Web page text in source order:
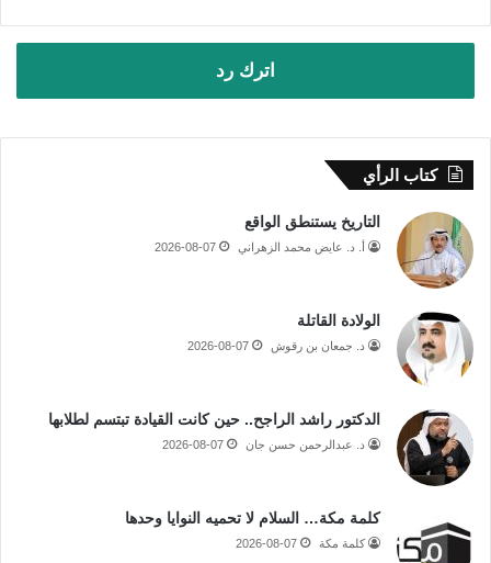
اترك رد
كتاب الرأي
التاريخ يستنطق الواقع
أ. د. عايض محمد الزهراني 2026-08-07
الولادة القاتلة
د. جمعان بن رقوش 2026-08-07
الدكتور راشد الراجح.. حين كانت القيادة تبتسم لطلابها
د. عبدالرحمن حسن جان 2026-08-07
كلمة مكة… السلام لا تحميه النوايا وحدها
كلمة مكة 2026-08-07